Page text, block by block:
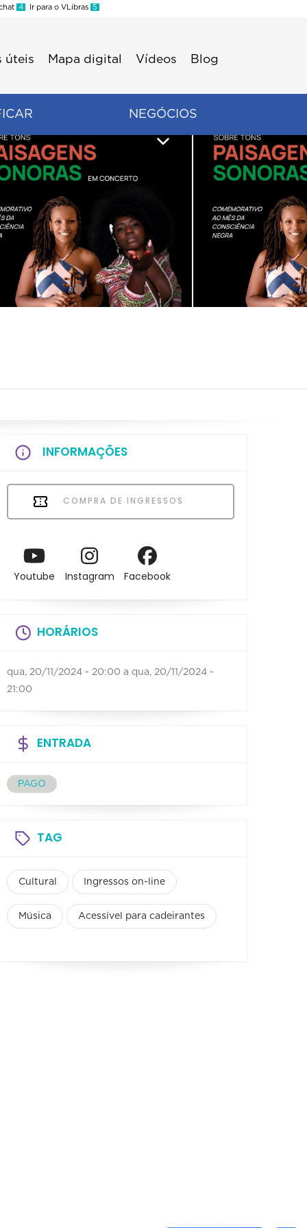
4 Ir para o VLibras 5
úteis Mapa digital Vídeos Blog
NEGÓCIOS
INFORMAÇÕES
COMPRA DE INGRESSOS
Youtube Instagram Facebook
HORÁRIOS
qua, 20/11/2024 - 20:00 a qua, 20/11/2024 -
21:00
ENTRADA
PAGO
TAG
Cultural Ingressos on-line
Música Acessível para cadeirantes